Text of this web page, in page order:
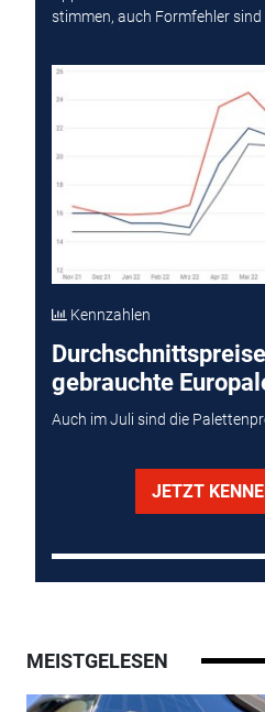
stimmen, auch Formfehler sind
Kennzahlen
gebrauchte
Auch im Juli sind die
JETZT
MEISTGELESEN